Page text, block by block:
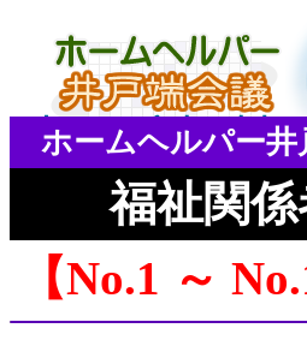
ホームヘルパー
福祉関
No.1 ～